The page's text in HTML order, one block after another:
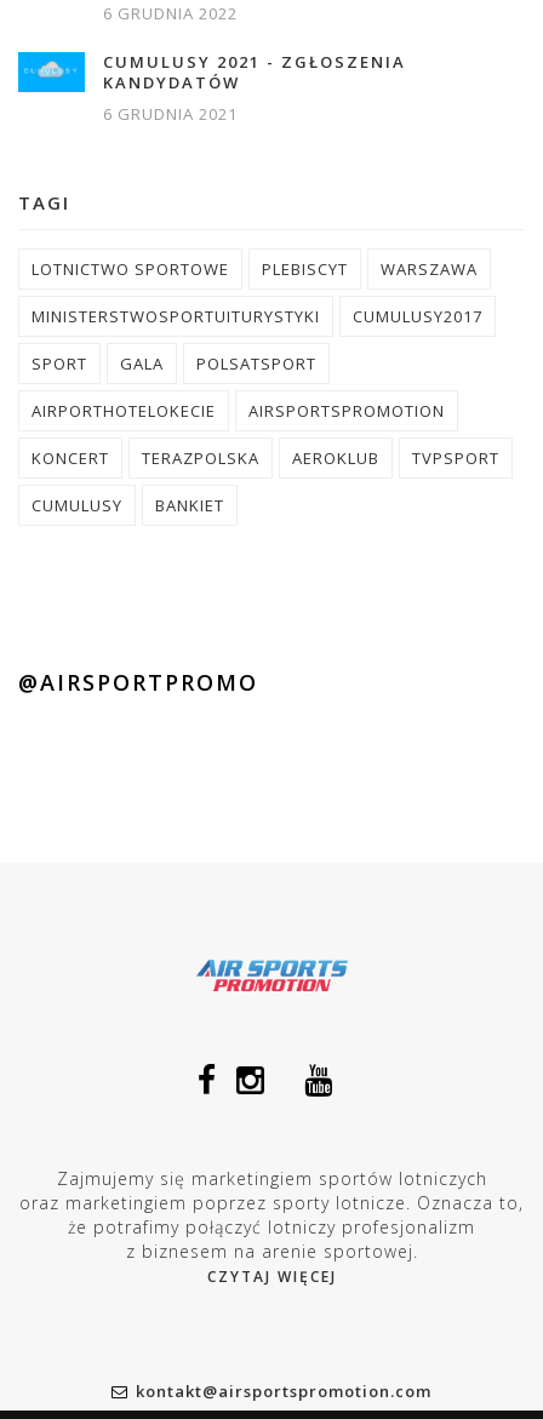
6 GRUDNIA 2022
CUMULUSY 2021 - ZGŁOSZENIA
KANDYDATÓW
6 GRUDNIA 2021
TAGI
LOTNICTWO SPORTOWE PLEBISCYT WARSZAWA
MINISTERSTWOSPORTUITURYSTYKI CUMULUSY2017
SPORT GALA POLSATSPORT
AIRPORTHOTELOKECIE AIRSPORTSPROMOTION
KONCERT TERAZPOLSKA AEROKLUB TVPSPORT
CUMULUSY BANKIET
@AIRSPORTPROMO
Zajmujemy się marketingiem sportów lotniczych
oraz marketingiem poprzez sporty lotnicze. Oznacza to,
że potrafimy połączyć lotniczy profesjonalizm
z biznesem na arenie sportowej.
CZYTAJ WIĘCEJ
kontakt@airsportspromotion.com